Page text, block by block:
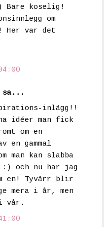
koselig!
om
Her var det
sa...
inlägg!!
idéer man fick
om en
en gammal
man kan slabba
och nu har jag
en! Tyvärr blir
mera i år, men
vår.